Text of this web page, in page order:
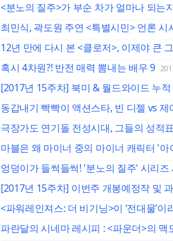
<분노의 질주>가 부순 차가 얼마나 되는
최민식, 곽도원 주연 <특별시민> 언론 시
12년 만에 다시 본 <클로저>, 이제야 큰
혹시 4차원?! 반전 매력 뽐내는 배우 9
[2017년 15주차] 북미 & 월드와이드 누
동갑내기 빡빡이 액션스타, 빈 디젤 vs 제
극장가도 연기돌 전성시대, 그들의 성적
마블은 왜 마이너 중의 마이너 캐릭터 '
엉덩이가 들썩들썩! '분노의 질주' 시리즈
[2017년 15주차] 이번주 개봉예정작 및
<파워레인져스: 더 비기닝>이 ‘전대물’이
파란달의 시네마 레시피 : <파운더>의